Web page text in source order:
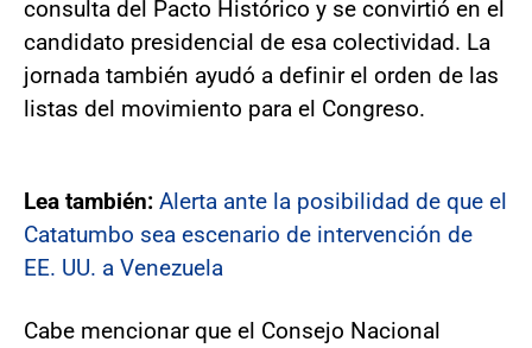
consulta del Pacto Histórico y se convirtió en el
candidato presidencial de esa colectividad. La
jornada también ayudó a definir el orden de las
listas del movimiento para el Congreso.
Lea también: Alerta ante la posibilidad de que el
Catatumbo sea escenario de intervención de
EE. UU. a Venezuela
Cabe mencionar que el Consejo Nacional